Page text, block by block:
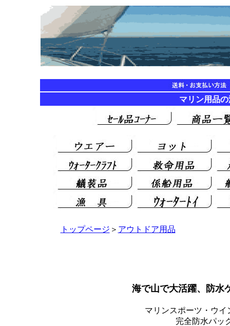
マリン用品
トップページ ＞ アウトドア用品
海で山で大活躍、防
マリンスポーツ・ウ
完全防水パッ